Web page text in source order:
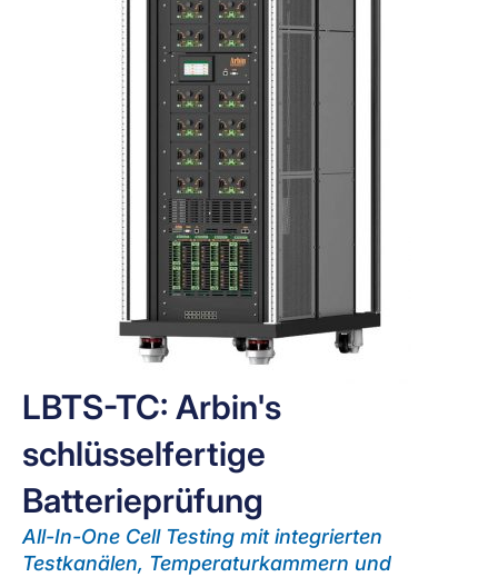
LBTS-TC: Arbin's
schlüsselfertige
Batterieprüfung
All-In-One Cell Testing mit integrierten
Testkanälen, Temperaturkammern und